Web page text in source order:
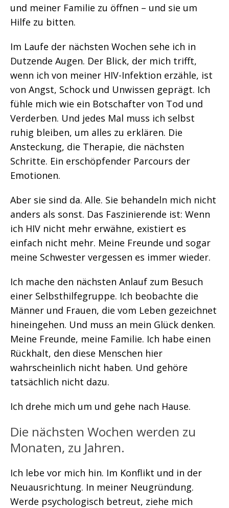
und meiner Familie zu öffnen – und sie um
Hilfe zu bitten.
Im Laufe der nächsten Wochen sehe ich in
Dutzende Augen. Der Blick, der mich trifft,
wenn ich von meiner HIV-Infektion erzähle, ist
von Angst, Schock und Unwissen geprägt. Ich
fühle mich wie ein Botschafter von Tod und
Verderben. Und jedes Mal muss ich selbst
ruhig bleiben, um alles zu erklären. Die
Ansteckung, die Therapie, die nächsten
Schritte. Ein erschöpfender Parcours der
Emotionen.
Aber sie sind da. Alle. Sie behandeln mich nicht
anders als sonst. Das Faszinierende ist: Wenn
ich HIV nicht mehr erwähne, existiert es
einfach nicht mehr. Meine Freunde und sogar
meine Schwester vergessen es immer wieder.
Ich mache den nächsten Anlauf zum Besuch
einer Selbsthilfegruppe. Ich beobachte die
Männer und Frauen, die vom Leben gezeichnet
hineingehen. Und muss an mein Glück denken.
Meine Freunde, meine Familie. Ich habe einen
Rückhalt, den diese Menschen hier
wahrscheinlich nicht haben. Und gehöre
tatsächlich nicht dazu.
Ich drehe mich um und gehe nach Hause.
Die nächsten Wochen werden zu
Monaten, zu Jahren.
Ich lebe vor mich hin. Im Konflikt und in der
Neuausrichtung. In meiner Neugründung.
Werde psychologisch betreut, ziehe mich